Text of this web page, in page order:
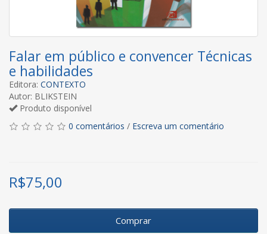
Falar em público e convencer Técnicas
e habilidades
Editora: CONTEXTO
Autor: BLIKSTEIN
Produto disponível
0 comentários / Escreva um comentário
R$75,00
Comprar